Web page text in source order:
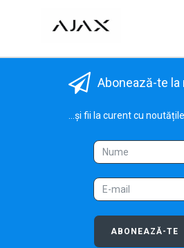
Abonează-te
...și fii la curent cu noutățile
ABONEAZĂ-TE